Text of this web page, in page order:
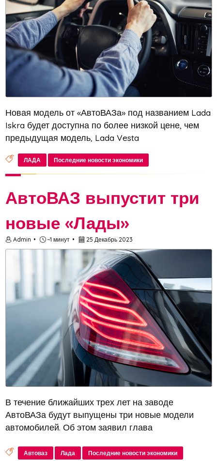
Новая модель от «АвтоВАЗа» под названием Lada
Iskra будет доступна по более низкой цене, чем
предыдущая модель, Lada Vesta
ЛАДА Последние новости экономики
АвтоВАЗ выпустит три
новые «Лады»
Admin ~1 минут 25 Декабрь 2023
В течение ближайших трех лет на заводе
АвтоВАЗа будут выпущены три новые модели
автомобилей. Об этом заявил глава
интервью РИА «Новости»
Автоваз Лада Последние новости экономики